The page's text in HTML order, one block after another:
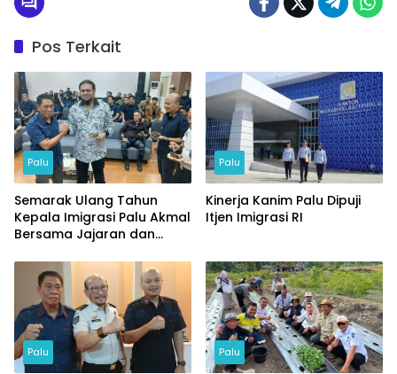
Pos Terkait
Palu
Semarak Ulang Tahun
Kepala Imigrasi Palu Akmal
Bersama Jajaran dan
Palu
Kinerja Kanim Palu Dipuji
Itjen Imigrasi RI
Palu Palu